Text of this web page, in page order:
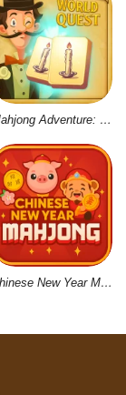
Mahjong Adventure: World Quest
Chinese New Year Mahjong